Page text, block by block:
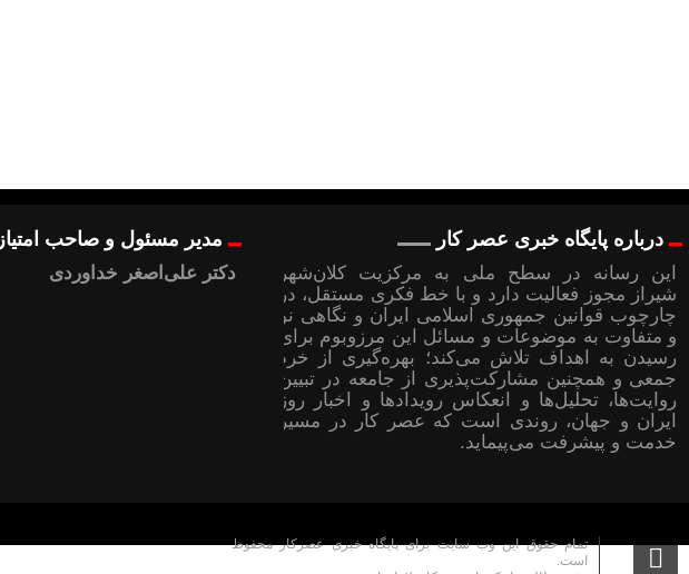
درباره پایگاه خبری عصر کار
این رسانه در سطح ملی به مرکزیت کلان‌شهر
شیراز مجوز فعالیت دارد و با خط فکری مستقل، در
چارچوب قوانین جمهوری اسلامی ایران و نگاهی نو
و متفاوت به موضوعات ‌و مسائل این مرزوبوم برای
رسیدن به اهداف تلاش می‌کند؛ بهره‌گیری از خرد
جمعی و همچنین مشارکت‌پذیری از جامعه در تبیین
روایت‌ها، تحلیل‌ها و انعکاس رویدادها و اخبار روز
ایران و جهان، روندی است که عصر کار در مسیر
خدمت و پیشرفت می‌پیماید.
مدیر مسئول و صاحب امتیاز
دکتر علی‌اصغر خداوردی
تمام حقوق این وب سایت برای پایگاه خبری عصرکار محفوظ
است.